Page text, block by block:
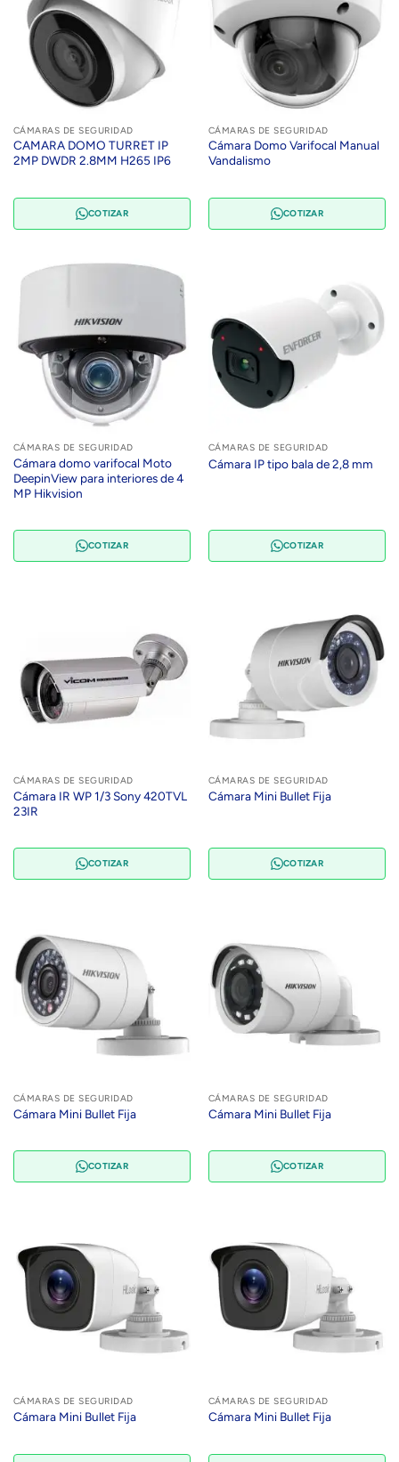
CÁMARAS DE SEGURIDAD
CAMARA DOMO TURRET IP
2MP DWDR 2.8MM H265 IP6
COTIZAR
CÁMARAS DE SEGURIDAD
Cámara Domo Varifocal Manual
Vandalismo
COTIZAR
CÁMARAS DE SEGURIDAD
Cámara domo varifocal Moto
DeepinView para interiores de 4
MP Hikvision
COTIZAR
CÁMARAS DE SEGURIDAD
Cámara IP tipo bala de 2,8 mm
COTIZAR
CÁMARAS DE SEGURIDAD
Cámara IR WP 1/3 Sony 420TVL
23IR
COTIZAR
CÁMARAS DE SEGURIDAD
Cámara Mini Bullet Fija
COTIZAR
CÁMARAS DE SEGURIDAD
Cámara Mini Bullet Fija
COTIZAR
CÁMARAS DE SEGURIDAD
Cámara Mini Bullet Fija
COTIZAR
CÁMARAS DE SEGURIDAD
Cámara Mini Bullet Fija
CÁMARAS DE SEGURIDAD
Cámara Mini Bullet Fija